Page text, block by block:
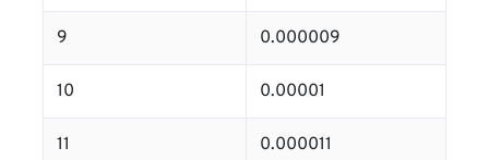
9 0.000009
10 0.00001
11 0.000011